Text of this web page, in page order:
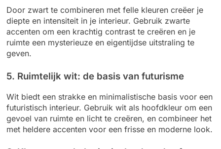
Door zwart te combineren met felle kleuren creëer je
diepte en intensiteit in je interieur. Gebruik zwarte
accenten om een krachtig contrast te creëren en je
ruimte een mysterieuze en eigentijdse uitstraling te
geven.
5. Ruimtelijk wit: de basis van futurisme
Wit biedt een strakke en minimalistische basis voor een
futuristisch interieur. Gebruik wit als hoofdkleur om een
gevoel van ruimte en licht te creëren, en combineer het
met heldere accenten voor een frisse en moderne look.